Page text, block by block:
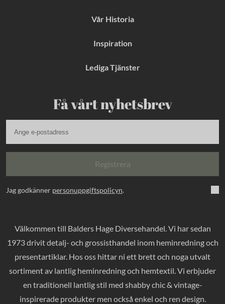
Vår Historia
Inspiration
Lediga Tjänster
Få vårt nyhetsbrev
Registrera
Jag godkänner personuppgiftspolicyn.
Välkommen till Balders Hage Diversehandel. Vi har sedan
1973 drivit detalj- och grossisthandel inom heminredning och
presentartiklar. Hos oss hittar ni ett brett och noga utvalt
sortiment av lantlig heminredning och hemtextil. Vi erbjuder
en traditionell lantlig stil med shabby chic & vintage-
inspirerade produkter men också enkel och ren design.